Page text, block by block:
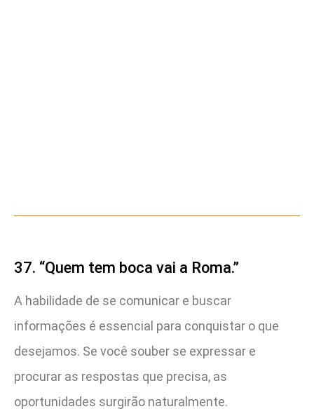
37. “Quem tem boca vai a Roma.”
A habilidade de se comunicar e buscar
informações é essencial para conquistar o que
desejamos. Se você souber se expressar e
procurar as respostas que precisa, as
oportunidades surgirão naturalmente.